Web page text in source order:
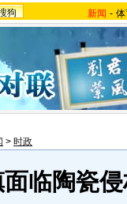
狗 新闻 -
> 时政
临陶瓷